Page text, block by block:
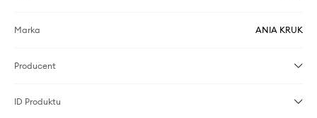
Marka ANIA KRUK
Producent
ID Produktu